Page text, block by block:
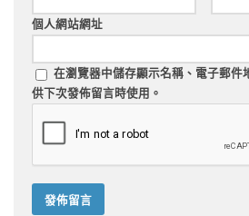
個人網站網址
在瀏覽器中儲存顯示名稱、電子郵件
供下次發佈留言時使用。